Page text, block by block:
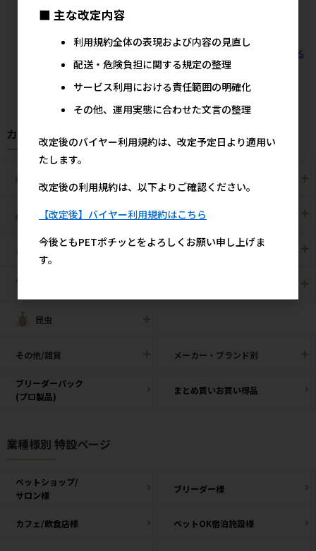
参考上代 1,480円
すべてのおすすめ商品を見る
カテゴリから探す
犬猫用 ペット住関連用品
小動物用 鳥用
昆虫
その他/雑貨 メーカー・ブランド別
ブリーダーパック
(プロ製品)
まとめ買いお買い得品
業種様別 特設ページ
ペットショップ/
サロン様
ブリーダー様
カフェ/飲食店様 ペットOK宿泊施設様
■ 主な改定内容
利用規約全体の表現および内容の見直し
配送・危険負担に関する規定の整理
サービス利用における責任範囲の明確化
その他、運用実態に合わせた文言の整理
改定後のバイヤー利用規約は、改定予定日より適用い
たします。
改定後の利用規約は、以下よりご確認ください。
【改定後】バイヤー利用規約はこちら
今後ともPETポチッとをよろしくお願い申し上げま
す。